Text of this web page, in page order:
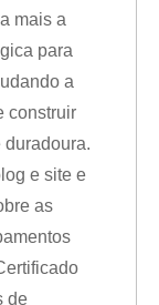
mais a
para
a
construir
duradoura.
e site e
as
de